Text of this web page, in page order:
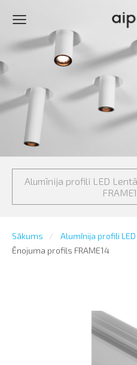
Alumīnija profili LED
Sākums
Alumīnija profili
Ēnojuma profils FRAME14